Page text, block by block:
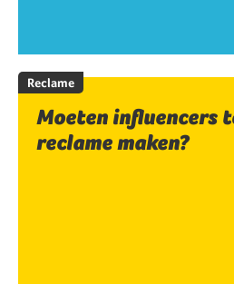
Reclame
Moeten influencers
reclame maken?